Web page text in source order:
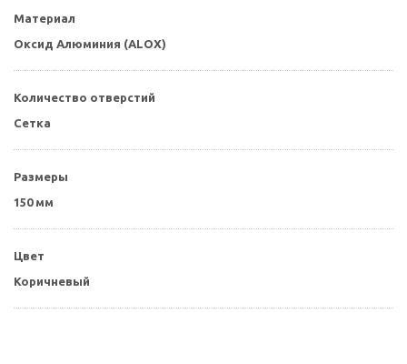
Материал
Оксид Алюминия (ALOX)
Количество отверстий
Сетка
Размеры
150 мм
Цвет
Коричневый